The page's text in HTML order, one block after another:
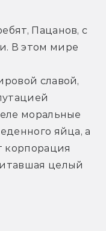
Пацанов, с
В этом мире
славой,
моральные
яйца, а
корпорация
целый